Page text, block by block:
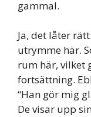
gammal.
Ja, det låter
utrymme här.
rum här, vilket
fortsättning.
“Han gör mig
De visar upp